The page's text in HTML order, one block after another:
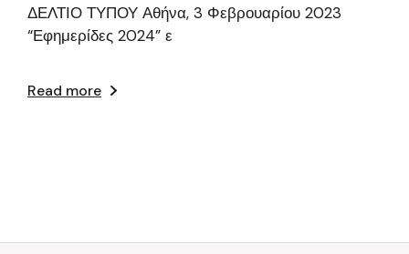
ΔΕΛΤΙΟ ΤΥΠΟΥ Αθήνα, 3 Φεβρουαρίου 2023
“Εφημερίδες 2024” ε
Read more